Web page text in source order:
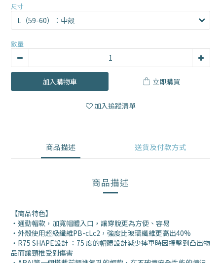
尺寸
數量
加入購物車 立即購買
加入追蹤清單
商品描述 送貨及付款方式
商品描述
【商品特色】
・通勤帽款，加寬帽體入口，讓穿脫更為方便、容易
・外殼使用超級纖維PB-cLc2，強度比玻璃纖維更高出40%
・R75 SHAPE設計 ：75 度的帽體設計減少摔車時因撞擊到凸出物
品而讓頸椎受到傷害